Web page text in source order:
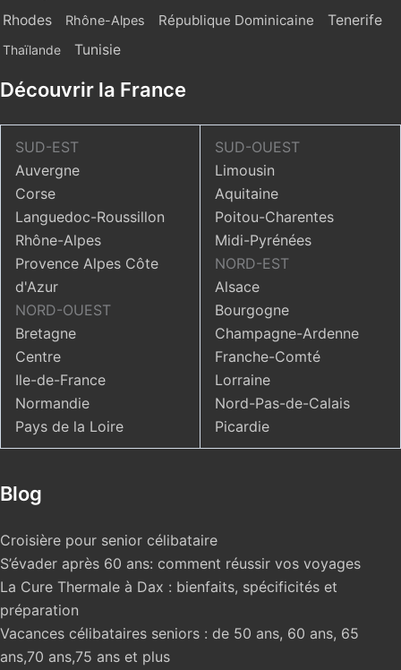
Rhodes Rhône-Alpes République Dominicaine Tenerife
Thaïlande Tunisie
Découvrir la France
SUD-EST
Auvergne
Corse
Languedoc-Roussillon
Rhône-Alpes
Provence Alpes Côte
d'Azur
NORD-OUEST
Bretagne
Centre
Ile-de-France
Normandie
Pays de la Loire
SUD-OUEST
Limousin
Aquitaine
Poitou-Charentes
Midi-Pyrénées
NORD-EST
Alsace
Bourgogne
Champagne-Ardenne
Franche-Comté
Lorraine
Nord-Pas-de-Calais
Picardie
Blog
Croisière pour senior célibataire
S’évader après 60 ans: comment réussir vos voyages
La Cure Thermale à Dax : bienfaits, spécificités et
préparation
Vacances célibataires seniors : de 50 ans, 60 ans, 65
ans,70 ans,75 ans et plus